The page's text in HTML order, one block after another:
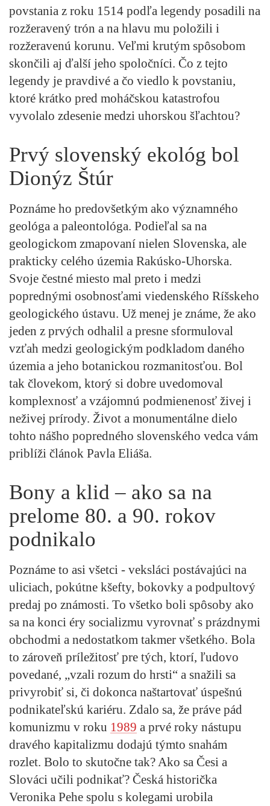
povstania z roku 1514 podľa legendy posadili na
rozžeravený trón a na hlavu mu položili i
rozžeravenú korunu. Veľmi krutým spôsobom
skončili aj ďalší jeho spoločníci. Čo z tejto
legendy je pravdivé a čo viedlo k povstaniu,
ktoré krátko pred moháčskou katastrofou
vyvolalo zdesenie medzi uhorskou šľachtou?
Prvý slovenský ekológ bol
Dionýz Štúr
Poznáme ho predovšetkým ako významného
geológa a paleontológa. Podieľal sa na
geologickom zmapovaní nielen Slovenska, ale
prakticky celého územia Rakúsko-Uhorska.
Svoje čestné miesto mal preto i medzi
poprednými osobnosťami viedenského Ríšskeho
geologického ústavu. Už menej je známe, že ako
jeden z prvých odhalil a presne sformuloval
vzťah medzi geologickým podkladom daného
územia a jeho botanickou rozmanitosťou. Bol
tak človekom, ktorý si dobre uvedomoval
komplexnosť a vzájomnú podmienenosť živej i
neživej prírody. Život a monumentálne dielo
tohto nášho popredného slovenského vedca vám
priblíži článok Pavla Eliáša.
Bony a klid – ako sa na
prelome 80. a 90. rokov
podnikalo
Poznáme to asi všetci - veksláci postávajúci na
uliciach, pokútne kšefty, bokovky a podpultový
predaj po známosti. To všetko boli spôsoby ako
sa na konci éry socializmu vyrovnať s prázdnymi
obchodmi a nedostatkom takmer všetkého. Bola
to zároveň príležitosť pre tých, ktorí, ľudovo
povedané, „vzali rozum do hrsti“ a snažili sa
privyrobiť si, či dokonca naštartovať úspešnú
podnikateľskú kariéru. Zdalo sa, že práve pád
komunizmu v roku 1989 a prvé roky nástupu
dravého kapitalizmu dodajú týmto snahám
rozlet. Bolo to skutočne tak? Ako sa Česi a
Slováci učili podnikať? Česká historička
Veronika Pehe spolu s kolegami urobila